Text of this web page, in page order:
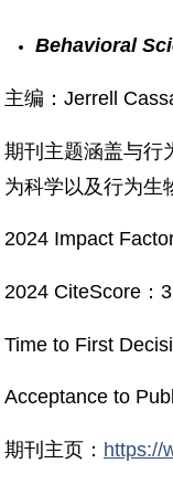
Behavioral
主编：Jerrell
期刊主题涵盖与行
为科学以及行为生
2024 Impact
2024 CiteScore：
Time to First
Acceptance to
期刊主页： https://